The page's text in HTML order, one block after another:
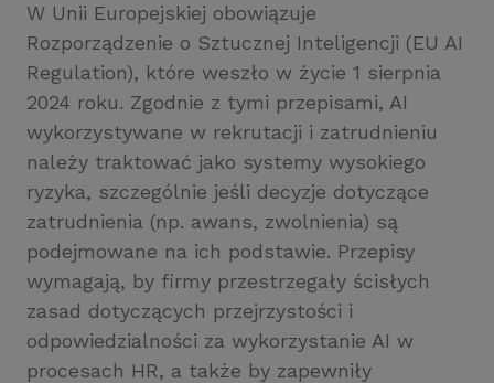
W Unii Europejskiej obowiązuje
Rozporządzenie o Sztucznej Inteligencji (EU AI
Regulation), które weszło w życie 1 sierpnia
2024 roku. Zgodnie z tymi przepisami, AI
wykorzystywane w rekrutacji i zatrudnieniu
należy traktować jako systemy wysokiego
ryzyka, szczególnie jeśli decyzje dotyczące
zatrudnienia (np. awans, zwolnienia) są
podejmowane na ich podstawie. Przepisy
wymagają, by firmy przestrzegały ścisłych
zasad dotyczących przejrzystości i
odpowiedzialności za wykorzystanie AI w
procesach HR, a także by zapewniły